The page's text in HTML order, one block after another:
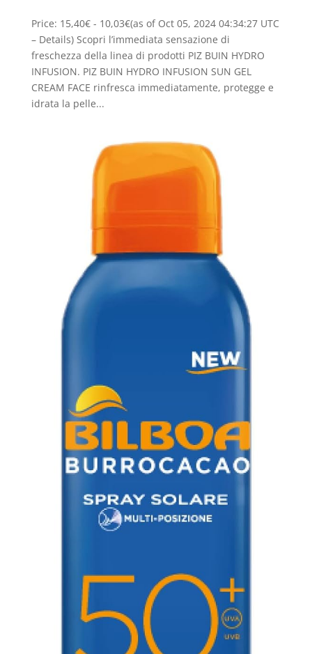
Price: 15,40€ - 10,03€(as of Oct 05, 2024 04:34:27 UTC
– Details) Scopri l’immediata sensazione di
freschezza della linea di prodotti PIZ BUIN HYDRO
INFUSION. PIZ BUIN HYDRO INFUSION SUN GEL
CREAM FACE rinfresca immediatamente, protegge e
idrata la pelle...